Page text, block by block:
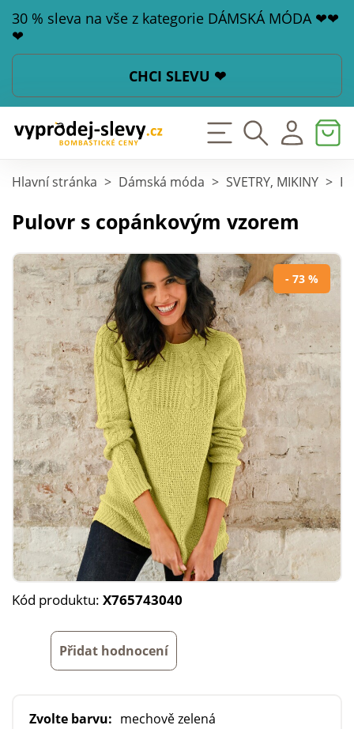
30 % sleva na vše z kategorie DÁMSKÁ MÓDA ❤❤
❤
CHCI SLEVU ❤
Hlavní stránka > Dámská móda > SVETRY, MIKINY >
Pulovr s copánkovým vzorem
- 73 %
Kód produktu: X765743040
Přidat hodnocení
Zvolte barvu: mechově zelená